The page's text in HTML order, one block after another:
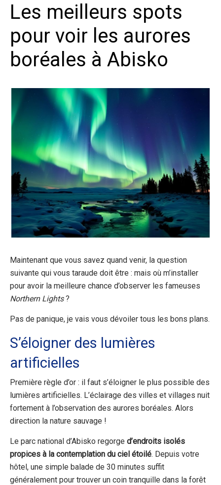
Les meilleurs spots
pour voir les aurores
boréales à Abisko
Maintenant que vous savez quand venir, la question
suivante qui vous taraude doit être : mais où m’installer
pour avoir la meilleure chance d’observer les fameuses
Northern Lights?
Pas de panique, je vais vous dévoiler tous les bons plans.
S’éloigner des lumières
artificielles
Première règle d’or : il faut s’éloigner le plus possible des
lumières artificielles. L’éclairage des villes et villages nuit
fortement à l’observation des aurores boréales. Alors
direction la nature sauvage !
Le parc national d’Abisko regorge d’endroits isolés
propices à la contemplation du ciel étoilé. Depuis votre
hôtel, une simple balade de 30 minutes suffit
généralement pour trouver un coin tranquille dans la forêt